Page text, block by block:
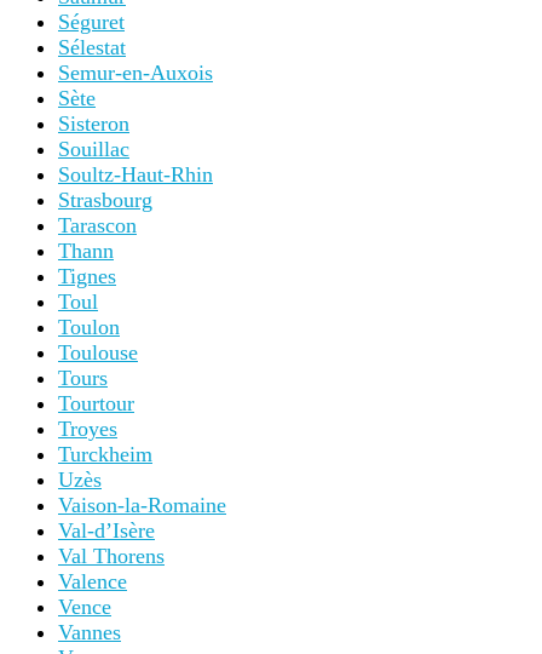
Séguret
Sélestat
Semur-en-Auxois
Sète
Sisteron
Souillac
Soultz-Haut-Rhin
Strasbourg
Tarascon
Thann
Tignes
Toul
Toulon
Toulouse
Tours
Tourtour
Troyes
Turckheim
Uzès
Vaison-la-Romaine
Val-d’Isère
Val Thorens
Valence
Vence
Vannes